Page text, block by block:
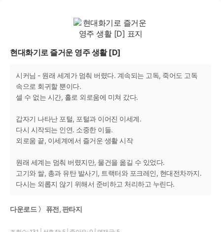
현대화기로 즐거운 영주 생활 [D]
시커님 - 원래 세계가 멈춰 버렸다. 계속되는 고독, 죽어도 고독
속으로 회귀할 뿐이다.
셀 수 없는 시간, 홀로 외로움에 미쳐 갔다.
갑자기 나타난 포털, 포털과 이어진 이세계.
다시 시작되는 인연. 소중한 이들.
외로움 끝, 이세계에서 즐거운 생활 시작
원래 세계는 멈춰 버렸지만, 물건을 옮길 수 있었다.
고기와 쌀, 총과 유탄 발사기, 트랙터와 포크레인, 현대전차까지.
다시는 외롭지 않기 위해서 준비하고 처리하고 누린다.
다운로드 〉 퓨전, 판타지